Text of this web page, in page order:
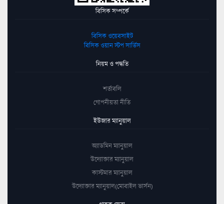
বিসিক সম্পর্কে
বিসিক ওয়েবসাইট
বিসিক ওয়ান স্টপ সার্ভিস
নিয়ম ও পদ্ধতি
শর্তাবলি
গোপনীয়তা নীতি
ইউজার ম্যানুয়াল
অ্যাডমিন ম্যানুয়াল
উদ্যোক্তার ম্যানুয়াল
কাস্টমার ম্যানুয়াল
উদ্যোক্তার ম্যানুয়াল(মোবাইল ভার্সন)